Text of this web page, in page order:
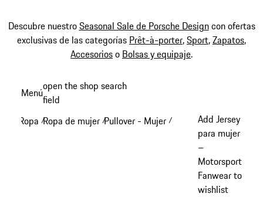
Descubre nuestroSeasonal Sale de Porsche Designcon ofertas
exclusivas de las categorías Prêt-à-porter,Sport,Zapatos,
Accesorioso Bolsas y equipaje.
principal
Menúopen the shop search
field
Ropa /Ropa de mujer /Pullover - Mujer /
Add Jersey
para mujer
–
Motorsport
Fanwear to
wishlist